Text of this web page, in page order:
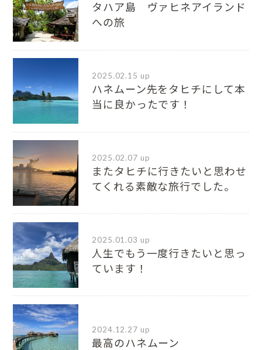
タハア島 ヴァヒネアイランド
への旅
2025.02.15 up
ハネムーン先をタヒチにして本
当に良かったです！
2025.02.07 up
またタヒチに行きたいと思わせ
てくれる素敵な旅行でした。
2025.01.03 up
人生でもう一度行きたいと思っ
ています！
2024.12.27 up
最高のハネムーン